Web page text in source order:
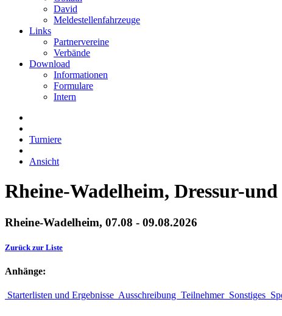
David
Meldestellenfahrzeuge
Links
Partnervereine
Verbände
Download
Informationen
Formulare
Intern
Turniere
Ansicht
Rheine-Wadelheim, Dressur-
Rheine-Wadelheim, 07.08 - 09.08.2026
Zurück zur Liste
Anhänge:
Starterlisten und Ergebnisse Ausschreibung Teilnehmer Sonstiges